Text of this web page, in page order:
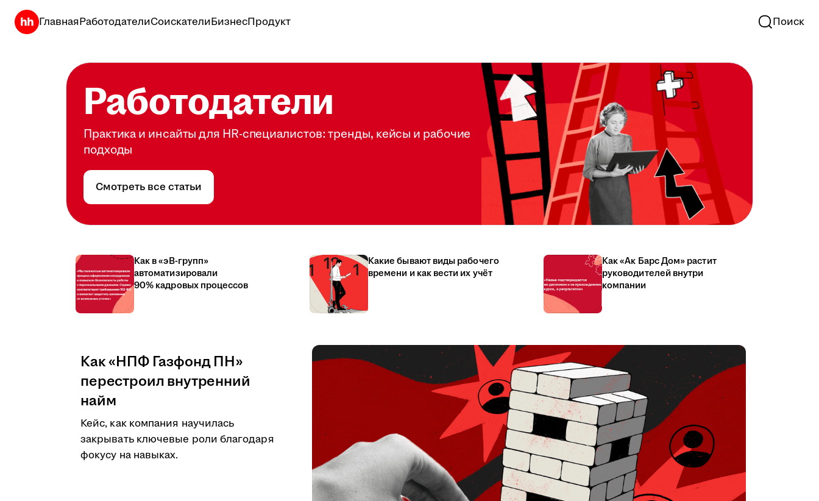
ГлавнаяРаботодателиСоискателиБизнесПродукт Поиск
Работодатели
Практика и инсайты для HR-специалистов: тренды, кейсы и рабочие
подходы
Смотреть все статьи
Как в «эВ-групп»
автоматизировали
90% кадровых процессов
Какие бывают виды рабочего
времени и как вести их учёт
Как «Ак Барс Дом» растит
руководителей внутри
компании
Как «НПФ Газфонд ПН»
перестроил внутренний
найм
Кейс, как компания научилась
закрывать ключевые роли благодаря
фокусу на навыках.